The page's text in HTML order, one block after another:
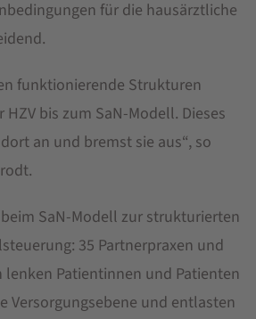
für die hausärztliche
funktionierende Strukturen
bis zum SaN-Modell. Dieses
an und bremst sie aus“, so
SaN-Modell zur strukturierten
35 Partnerpraxen und
lenken Patientinnen und Patienten
Versorgungsebene und entlasten